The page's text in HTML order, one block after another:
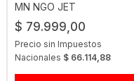
MN NGO JET
$ 79.999,00
Precio sin Impuestos
Nacionales $ 66.114,88